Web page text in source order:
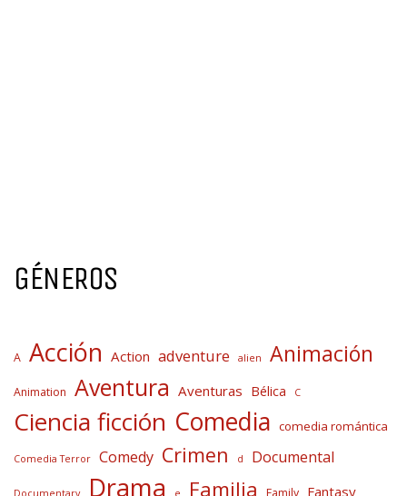
GÉNEROS
A Acción Action adventure alien Animación
Animation Aventura Aventuras Bélica C
Ciencia ficción Comedia comedia romántica
Comedia Terror Comedy Crimen d Documental
Drama Familia Fantasy